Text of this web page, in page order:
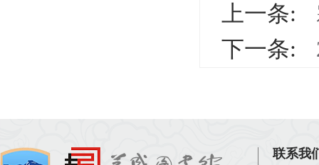
上一条:
活动
下一条:
联系我